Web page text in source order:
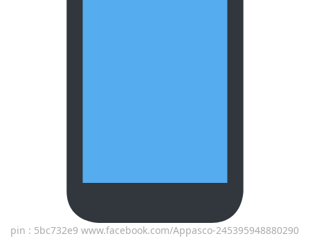
pin : 5bc732e9 www.facebook.com/Appasco-245395948880290